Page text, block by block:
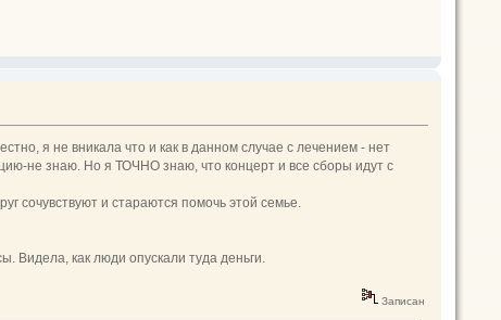
я не вникала что и как в данном случае с лечением - нет
не знаю. Но я ТОЧНО знаю, что концерт и все сборы идут с
сочувствуют и стараются помочь этой семье.
Видела, как люди опускали туда деньги.
Записан